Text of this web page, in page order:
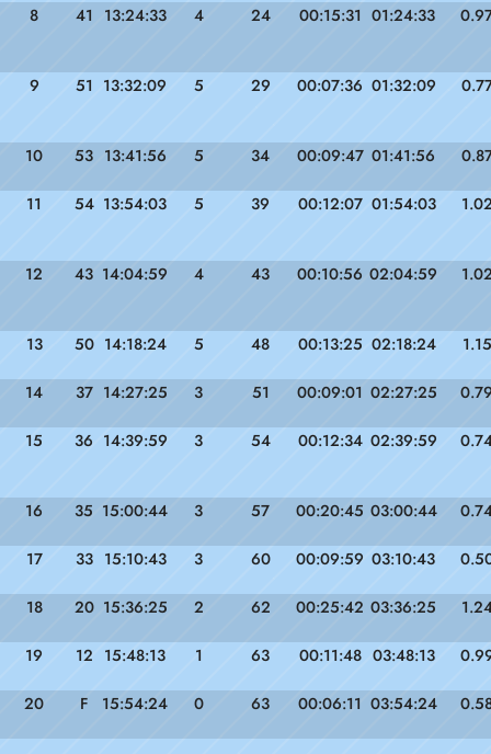
8 41 13:24:33 4 24 00:15:31 01:24:33
9 51 13:32:09 5 29 00:07:36 01:32:09
10 53 13:41:56 5 34 00:09:47 01:41:56
11 54 13:54:03 5 39 00:12:07 01:54:03
12 43 14:04:59 4 43 00:10:56 02:04:59
13 50 14:18:24 5 48 00:13:25 02:18:24 1.15
14 37 14:27:25 3 51 00:09:01 02:27:25
15 36 14:39:59 3 54 00:12:34 02:39:59
16 35 15:00:44 3 57 00:20:45 03:00:44
17 33 15:10:43 3 60 00:09:59 03:10:43
18 20 15:36:25 2 62 00:25:42 03:36:25
19 12 15:48:13 1 63 00:11:48 03:48:13
20 F 15:54:24 0 63 00:06:11 03:54:24